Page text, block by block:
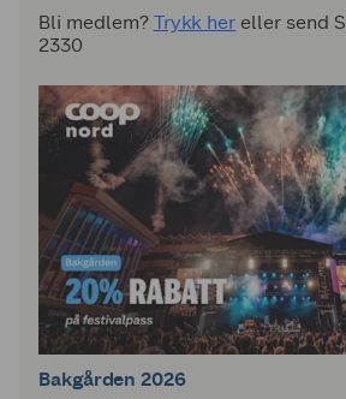
Bli medlem? Trykk her eller send
2330
Bakgården 2026